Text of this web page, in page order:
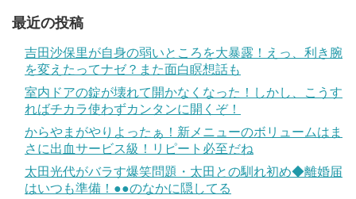
最近の投稿
吉田沙保里が自身の弱いところを大暴露！えっ、利き腕
を変えたってナゼ？また面白瞑想話も
室内ドアの錠が壊れて開かなくなった！しかし、こうす
ればチカラ使わずカンタンに開くぞ！
からやまがやりよったぁ！新メニューのボリュームはま
さに出血サービス級！リピート必至だね
太田光代がバラす爆笑問題・太田との馴れ初め◆離婚届
はいつも準備！●●のなかに隠してる